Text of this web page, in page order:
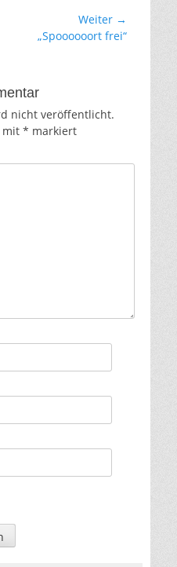
Weiter →
Nächster„Spoooooort frei“
nicht veröffentlicht.
mit * markiert